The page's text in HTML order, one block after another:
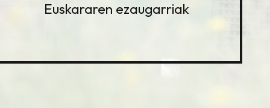
Euskararen ezaugarriak